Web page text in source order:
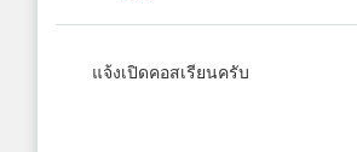
แจ้งเปิดคอสเรียนครับ